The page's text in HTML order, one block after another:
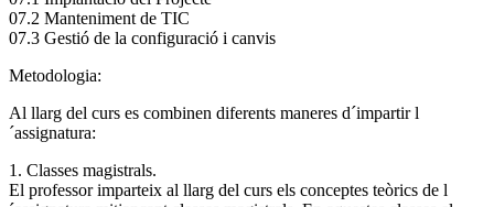
07.2 Manteniment de TIC
07.3 Gestió de la configuració i canvis
Metodologia:
Al llarg del curs es combinen diferents maneres d´impartir l
´assignatura:
1. Classes magistrals.
El professor imparteix al llarg del curs els conceptes teòrics de l